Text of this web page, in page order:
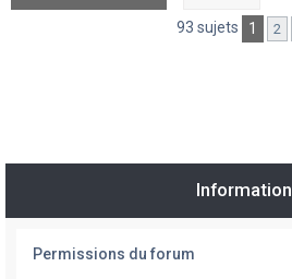
93 sujets 1 2
Information
Permissions du forum